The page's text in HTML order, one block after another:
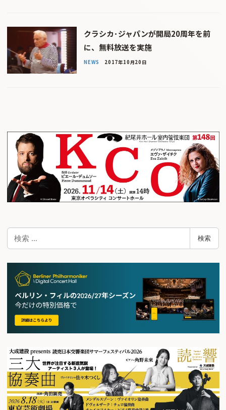
クラシカ･ジャパンが開局20周年を前
に、無料放送を実施
NEWS 2017年10月20日
検索